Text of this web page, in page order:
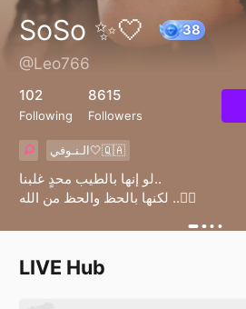
SoSo ✨🤍
@Leo766
102
Following
8615
Followers
الـنـوفي🤍🇶🇦
لو إنها بالطيب محدٍ غلبنا..
لكنها بالحظ والحظ من الله ..👌🏼
LIVE Hub